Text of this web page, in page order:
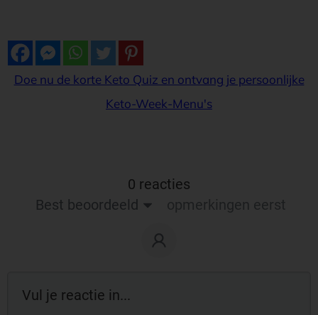
Doe nu de korte Keto Quiz en ontvang je persoonlijke
Keto-Week-Menu's
0 reacties
Best beoordeeld
opmerkingen eerst